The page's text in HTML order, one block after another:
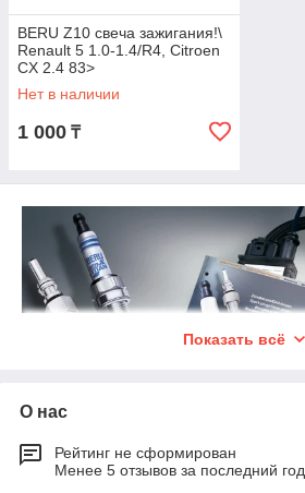
BERU Z10 свеча зажигания!\
Renault 5 1.0-1.4/R4, Citroen
CX 2.4 83>
Нет в наличии
1 000 ₸
Показать всё
О нас
Рейтинг не сформирован
Менее 5 отзывов за последний год